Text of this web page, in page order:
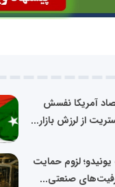
آمریکا نفسش
از لرزش بازار...
لزوم حمایت
صنعتی...